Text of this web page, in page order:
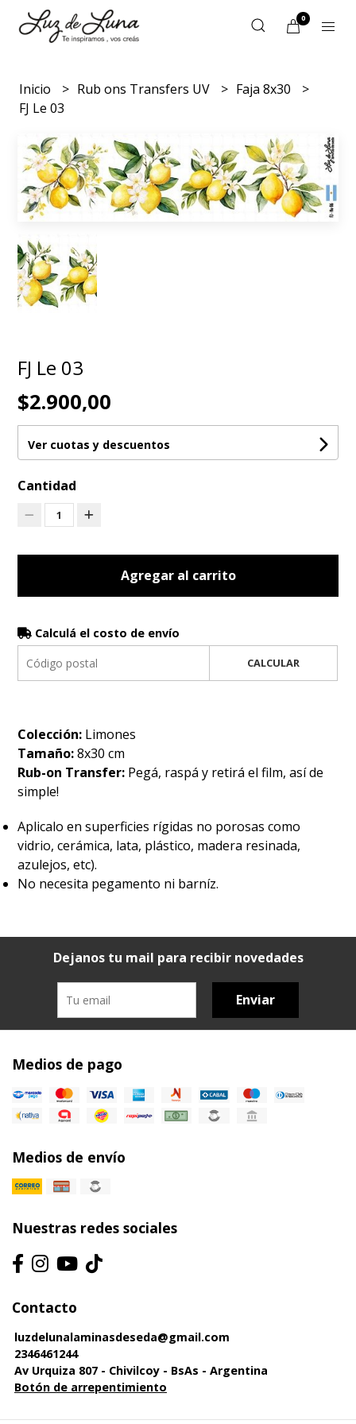
0
Inicio Rub ons Transfers UV
Faja 8x30
FJ Le 03
FJ Le 03
$2.900,00
Ver cuotas y descuentos
Cantidad
1
Agregar al carrito
Calculá el costo de envío
CALCULAR
Colección: Limones
Tamaño:8x30 cm
Rub-on Transfer: Pegá, raspá y retirá el film, así de
simple!
Aplicalo en superficies rígidas no porosas como
vidrio, cerámica, lata, plástico, madera resinada,
azulejos, etc).
No necesita pegamento ni barníz.
Dejanos tu mail para recibir novedades
Enviar
Medios de pago
Medios de envío
Nuestras redes sociales
Contacto
luzdelunalaminasdeseda@gmail.com
2346461244
Av Urquiza 807 - Chivilcoy - BsAs - Argentina
Botón de arrepentimiento